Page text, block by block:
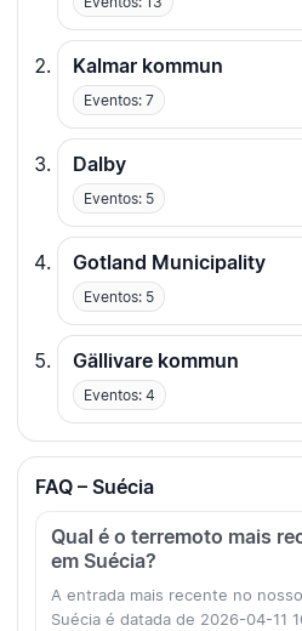
Kalmar kommun
Eventos: 7
Dalby
Eventos: 5
Gotland Municipality
Eventos: 5
Gällivare kommun
Eventos: 4
FAQ – Suécia
Qual é o terremoto mais
em Suécia?
A entrada mais recente no
Suécia é datada de 2026-04-11